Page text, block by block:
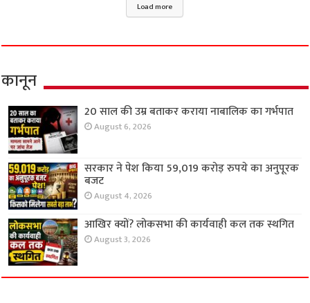
Load more
कानून
20 साल की उम्र बताकर कराया नाबालिक का गर्भपात
August 6, 2026
सरकार ने पेश किया 59,019 करोड़ रुपये का अनुपूरक
बजट
August 4, 2026
आखिर क्यों? लोकसभा की कार्यवाही कल तक स्थगित
August 3, 2026